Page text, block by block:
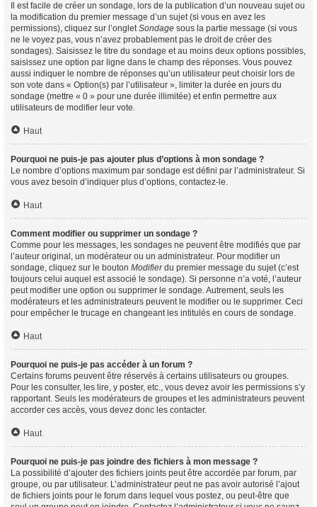
Il est facile de créer un sondage, lors de la publication d’un nouveau sujet ou
la modification du premier message d’un sujet (si vous en avez les
permissions), cliquez sur l’ongletSondage sous la partie message (si vous
ne le voyez pas, vous n’avez probablement pas le droit de créer des
sondages). Saisissez le titre du sondage et au moins deux options possibles,
saisissez une option par ligne dans le champ des réponses. Vous pouvez
aussi indiquer le nombre de réponses qu’un utilisateur peut choisir lors de
son vote dans « Option(s) par l’utilisateur », limiter la durée en jours du
sondage (mettre « 0 » pour une durée illimitée) et enfin permettre aux
utilisateurs de modifier leur vote.
Haut
Pourquoi ne puis-je pas ajouter plus d’options à mon sondage ?
Le nombre d’options maximum par sondage est défini par l’administrateur. Si
vous avez besoin d’indiquer plus d’options, contactez-le.
Haut
Comment modifier ou supprimer un sondage ?
Comme pour les messages, les sondages ne peuvent être modifiés que par
l’auteur original, un modérateur ou un administrateur. Pour modifier un
sondage, cliquez sur le bouton Modifierdu premier message du sujet (c’est
toujours celui auquel est associé le sondage). Si personne n’a voté, l’auteur
peut modifier une option ou supprimer le sondage. Autrement, seuls les
modérateurs et les administrateurs peuvent le modifier ou le supprimer. Ceci
pour empêcher le trucage en changeant les intitulés en cours de sondage.
Haut
Pourquoi ne puis-je pas accéder à un forum ?
Certains forums peuvent être réservés à certains utilisateurs ou groupes.
Pour les consulter, les lire, y poster, etc., vous devez avoir les permissions s’y
rapportant. Seuls les modérateurs de groupes et les administrateurs peuvent
accorder ces accès, vous devez donc les contacter.
Haut
Pourquoi ne puis-je pas joindre des fichiers à mon message ?
La possibilité d’ajouter des fichiers joints peut être accordée par forum, par
groupe, ou par utilisateur. L’administrateur peut ne pas avoir autorisé l’ajout
de fichiers joints pour le forum dans lequel vous postez, ou peut-être que